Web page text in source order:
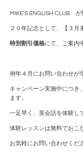
MIKE'S ENGLISH CLUB が
２０年記念として、【３月
特別割引価格にて、ご案内
例年４月にお問い合わせが
キャンペーン実施中につき
ます。
一足早く、英会話を体験し
体験レッスンは無料でおこ
お気軽にお問い合わせくだ